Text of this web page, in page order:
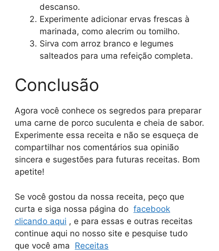
descanso.
Experimente adicionar ervas frescas à
marinada, como alecrim ou tomilho.
Sirva com arroz branco e legumes
salteados para uma refeição completa.
Conclusão
Agora você conhece os segredos para preparar
uma carne de porco suculenta e cheia de sabor.
Experimente essa receita e não se esqueça de
compartilhar nos comentários sua opinião
sincera e sugestões para futuras receitas. Bom
apetite!
Se você gostou da nossa receita, peço que
curta e siga nossa página do facebook
clicando aqui , e para essas e outras receitas
continue aqui no nosso site e pesquise tudo
que você ama Receitas